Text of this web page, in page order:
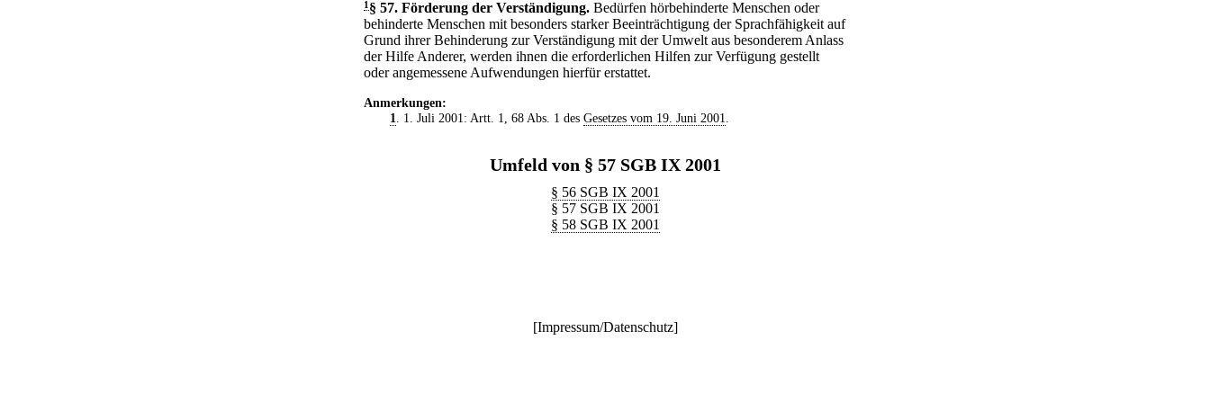
1 § 57. Förderung der Verständigung. Bedürfen hörbehinderte Menschen oder
behinderte Menschen mit besonders starker Beeinträchtigung der Sprachfähigkeit auf
Grund ihrer Behinderung zur Verständigung mit der Umwelt aus besonderem Anlass
der Hilfe Anderer, werden ihnen die erforderlichen Hilfen zur Verfügung gestellt
oder angemessene Aufwendungen hierfür erstattet.
Anmerkungen:
1
. 1. Juli 2001: Artt. 1, 68 Abs. 1 des Gesetzes vom 19. Juni 2001
Umfeld von § 57 SGB IX 2001
§ 56 SGB IX 2001
§ 57 SGB IX 2001
§ 58 SGB IX 2001
[Impressum/Datenschutz]